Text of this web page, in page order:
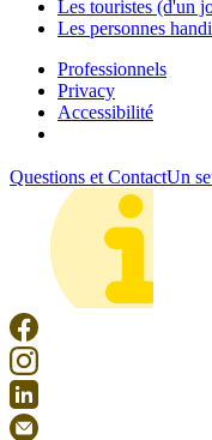
Les touristes (d'un
Les personnes
Professionnels
Privacy
Accessibilité
Questions et ContactUn